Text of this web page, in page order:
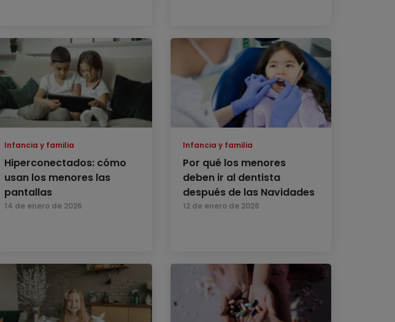
Infancia y familia
Hiperconectados: cómo
usan los menores las
pantallas
14 de enero de 2026
Infancia y familia
Por qué los menores
deben ir al dentista
después de las Navidades
12 de enero de 2026